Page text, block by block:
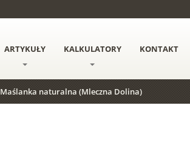
ARTYKUŁY KALKULATORY KONTAKT
Maślanka naturalna (Mleczna Dolina)